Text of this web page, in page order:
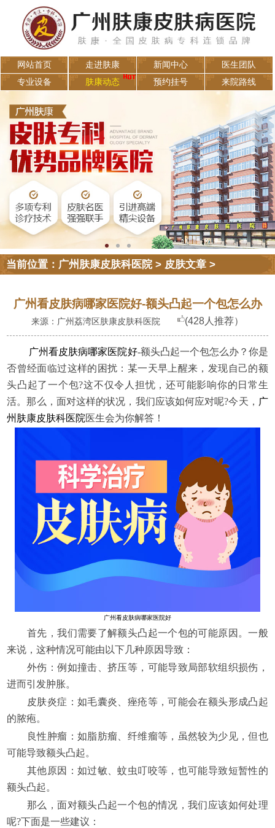
网站首页 走进肤康 新闻中心
医生团队
专业设备
肤康动态 预约挂号 来院路线
当前位置： 广州肤康皮肤科医院> 皮肤文章>
广州看皮肤病哪家医院好-额头凸起一个包怎么办
来源：广州荔湾区肤康皮肤科医院 (428人推荐）
广州看皮肤病哪家医院好-额头凸起一个包怎么办？你是
否曾经面临过这样的困扰：某一天早上醒来，发现自己的额
头凸起了一个包?这不仅令人担忧，还可能影响你的日常生
活。那么，面对这样的状况，我们应该如何应对呢?今天， 广
州肤康皮肤科医院医生会为你解答！
广州看皮肤病哪家医院好
首先，我们需要了解额头凸起一个包的可能原因。一般
来说，这种情况可能由以下几种原因导致：
外伤：例如撞击、挤压等，可能导致局部软组织损伤，
进而引发肿胀。
皮肤炎症：如毛囊炎、痤疮等，可能会在额头形成凸起
的脓疱。
良性肿瘤：如脂肪瘤、纤维瘤等，虽然较为少见，但也
可能导致额头凸起。
其他原因：如过敏、蚊虫叮咬等，也可能导致短暂性的
额头凸起。
那么，面对额头凸起一个包的情况，我们应该如何处理
呢?下面是一些建议：